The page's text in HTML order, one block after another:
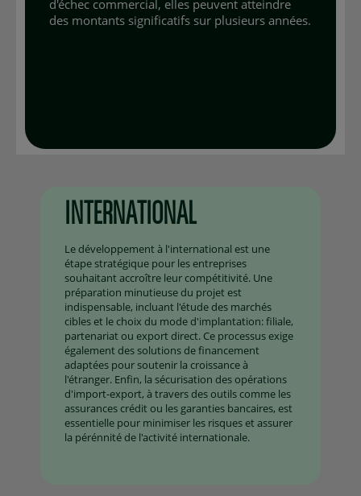
d'échec commercial, elles peuvent atteindre
des montants significatifs sur plusieurs années.
INTERNATIONAL
Le développement à l'international est une
étape stratégique pour les entreprises
souhaitant accroître leur compétitivité. Une
préparation minutieuse du projet est
indispensable, incluant l'étude des marchés
cibles et le choix du mode d'implantation: filiale,
partenariat ou export direct. Ce processus exige
également des solutions de financement
adaptées pour soutenir la croissance à
l'étranger. Enfin, la sécurisation des opérations
d'import-export, à travers des outils comme les
assurances crédit ou les garanties bancaires, est
essentielle pour minimiser les risques et assurer
la pérénnité de l'activité internationale.